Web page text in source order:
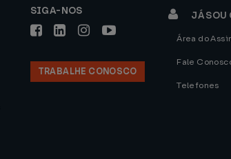
SIGA-NOS
TRABALHE CONOSCO
JÁ SOU
Área do
Fale
Telefones